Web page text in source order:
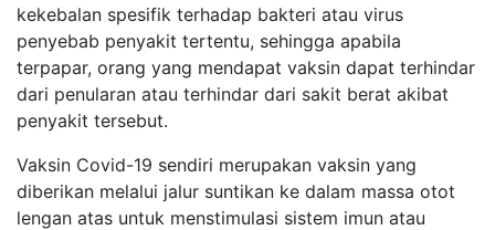
kekebalan spesifik terhadap bakteri atau virus
penyebab penyakit tertentu, sehingga apabila
terpapar, orang yang mendapat vaksin dapat terhindar
dari penularan atau terhindar dari sakit berat akibat
penyakit tersebut.
Vaksin Covid-19 sendiri merupakan vaksin yang
diberikan melalui jalur suntikan ke dalam massa otot
lengan atas untuk menstimulasi sistem imun atau